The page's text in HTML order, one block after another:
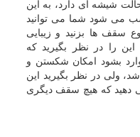
شیشه ای دارد، به این
می شود شما می توانید
سقف ها بزنید و زیبایی
را در نظر بگیرید که
بشود امکان شکستن و
ولی در نظر بگیرید این
دهید که هیچ سقف دیگری